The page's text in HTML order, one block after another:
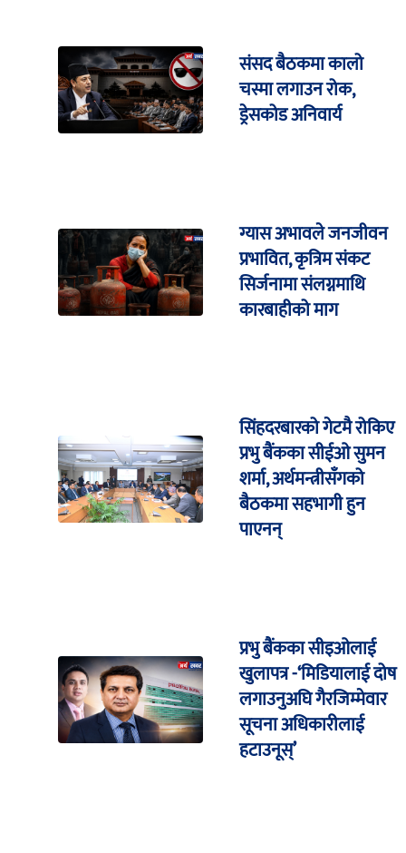
संसद बैठकमा कालो
चस्मा लगाउन रोक,
ड्रेसकोड अनिवार्य
ग्यास अभावले जनजीवन
प्रभावित, कृत्रिम संकट
सिर्जनामा संलग्नमाथि
कारबाहीको माग
सिंहदरबारको गेटमै रोकिए
प्रभु बैंकका सीईओ सुमन
शर्मा, अर्थमन्त्रीसँगको
बैठकमा सहभागी हुन
पाएनन्
प्रभु बैंकका सीइओलाई
खुलापत्र -‘मिडियालाई दोष
लगाउनुअघि गैरजिम्मेवार
सूचना अधिकारीलाई
हटाउनूस्’